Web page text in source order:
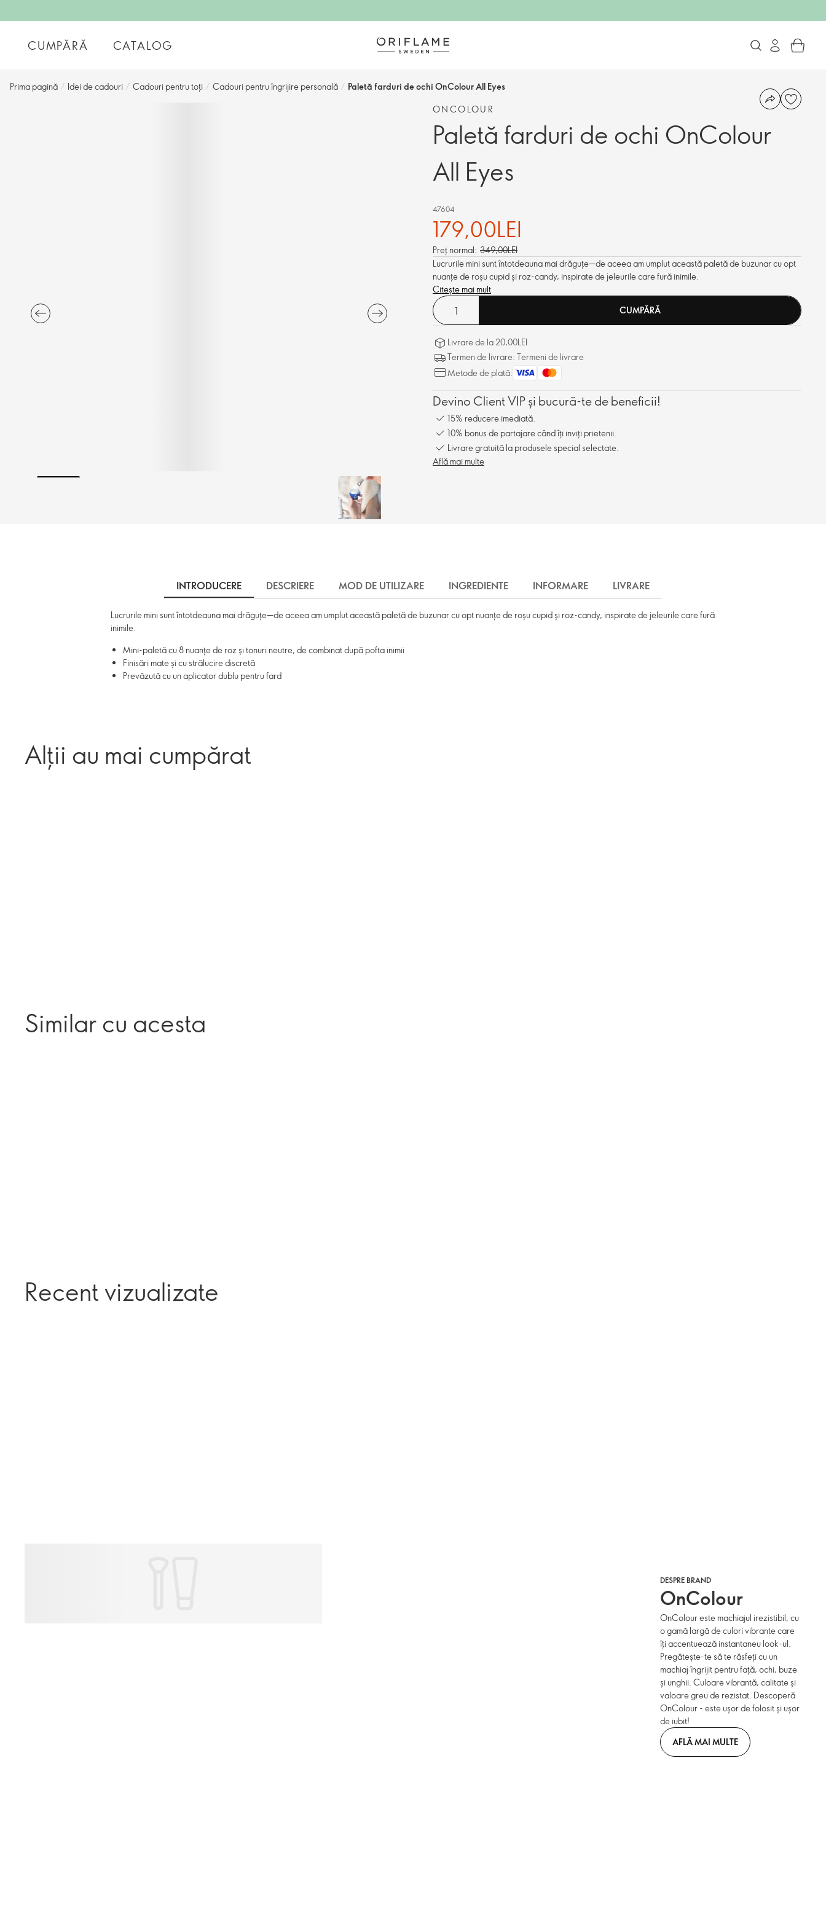
CUMPĂRĂ CATALOG
Prima pagină / Idei de cadouri / Cadouri pentru toți / Cadouri pentru îngrijire personală / Paletă farduri de ochi OnColour All Eyes
ONCOLOUR
Paletă farduri de ochi OnColour
All Eyes
47604
179,00LEI
Preț normal: 349,00LEI
Lucrurile mini sunt întotdeauna mai drăguțe—de aceea am umplut această paletă de buzunar cu opt
nuanțe de roșu cupid și roz-candy, inspirate de jeleurile care fură inimile.
Citește mai mult
CUMPĂRĂ
Livrare de la 20,00LEI
Termen de livrare: Termeni de livrare
Metode de plată:
Devino Client VIP și bucură-te de beneficii!
15% reducere imediată.
10% bonus de partajare când îți inviți prietenii.
Livrare gratuită la produsele special selectate.
Află mai multe
INTRODUCERE DESCRIERE MOD DE UTILIZARE INGREDIENTE INFORMARE LIVRARE
Lucrurile mini sunt întotdeauna mai drăguțe—de aceea am umplut această paletă de buzunar cu opt nuanțe de roșu cupid și roz-candy, inspirate de jeleurile care fură
inimile.
Mini-paletă cu 8 nuanțe de roz și tonuri neutre, de combinat după pofta inimii
Finisări mate și cu strălucire discretă
Prevăzută cu un aplicator dublu pentru fard
Alții au mai cumpărat
Similar cu acesta
Recent vizualizate
DESPRE BRAND
OnColour
OnColour este machiajul irezistibil, cu
o gamă largă de culori vibrante care
îți accentuează instantaneu look-ul.
Pregătește-te să te răsfeți cu un
machiaj îngrijit pentru față, ochi, buze
și unghii. Culoare vibrantă, calitate și
valoare greu de rezistat. Descoperă
OnColour - este ușor de folosit și ușor
de iubit!
AFLĂ MAI MULTE